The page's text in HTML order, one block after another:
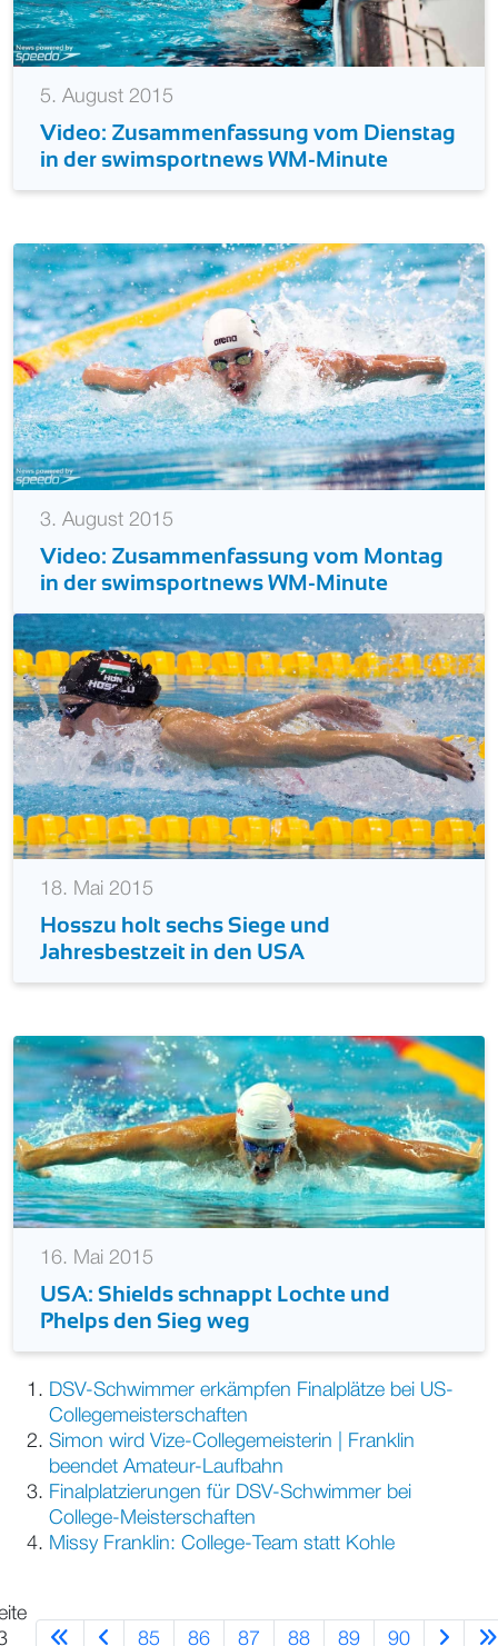
5. August 2015
Video: Zusammenfassung vom Dienstag
in der swimsportnews WM-Minute
3. August 2015
Video: Zusammenfassung vom Montag
in der swimsportnews WM-Minute
18. Mai 2015
Hosszu holt sechs Siege und
Jahresbestzeit in den USA
16. Mai 2015
USA: Shields schnappt Lochte und
Phelps den Sieg weg
DSV-Schwimmer erkämpfen Finalplätze bei US-
Collegemeisterschaften
Simon wird Vize-Collegemeisterin | Franklin
beendet Amateur-Laufbahn
Finalplatzierungen für DSV-Schwimmer bei
College-Meisterschaften
Missy Franklin: College-Team statt Kohle
85 86 87 88 89 90